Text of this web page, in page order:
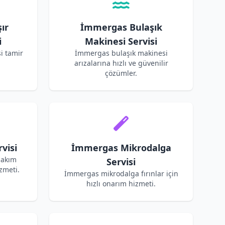
tamir
İmmergas Bulaşık
Makinesi Servisi
İmmergas bulaşık makinesi
arızalarına hızlı ve güvenilir
çözümler.
İmmergas Mikrodalga
Servisi
İmmergas mikrodalga fırınlar için
hızlı onarım hizmeti.